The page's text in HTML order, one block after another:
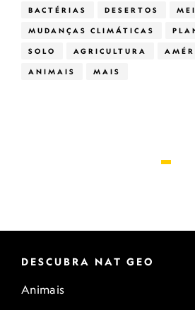
BACTÉRIAS DESERTOS
MUDANÇAS CLIMÁTICAS
SOLO AGRICULTURA
ANIMAIS MAIS
DESCUBRA NAT GEO
Animais